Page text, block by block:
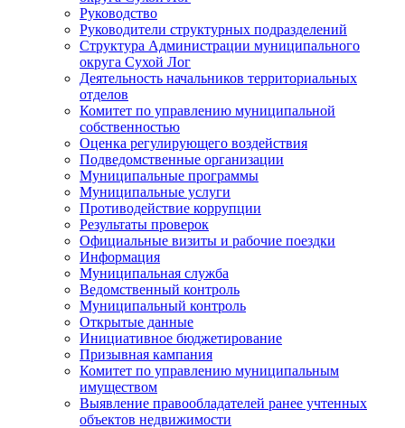
Руководство
Руководители структурных подразделений
Структура Администрации муниципального
округа Сухой Лог
Деятельность начальников территориальных
отделов
Комитет по управлению муниципальной
собственностью
Оценка регулирующего воздействия
Подведомственные организации
Муниципальные программы
Муниципальные услуги
Противодействие коррупции
Результаты проверок
Официальные визиты и рабочие поездки
Информация
Муниципальная служба
Ведомственный контроль
Муниципальный контроль
Открытые данные
Инициативное бюджетирование
Призывная кампания
Комитет по управлению муниципальным
имуществом
Выявление правообладателей ранее учтенных
объектов недвижимости